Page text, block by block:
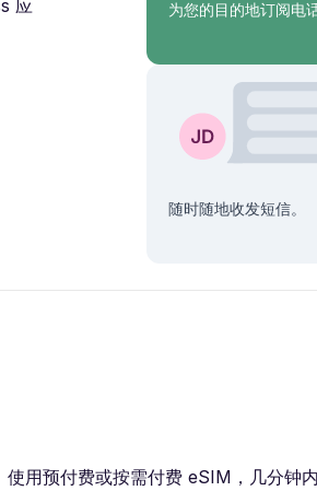
应
为您的目的地订阅电
随时随地收发短信。
用预付费或按需付费 eSIM，几分